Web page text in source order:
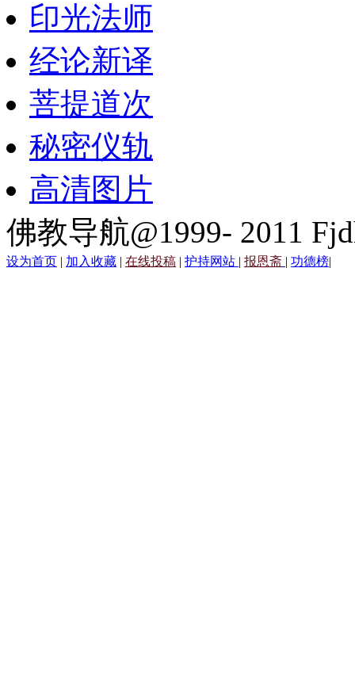
印光法师
经论新译
菩提道次
秘密仪轨
高清图片
佛教导航@1999- 2011
设为首页 | 加入收藏 | 在线投稿 | 护持网站 | 报恩斋 | 功德榜|